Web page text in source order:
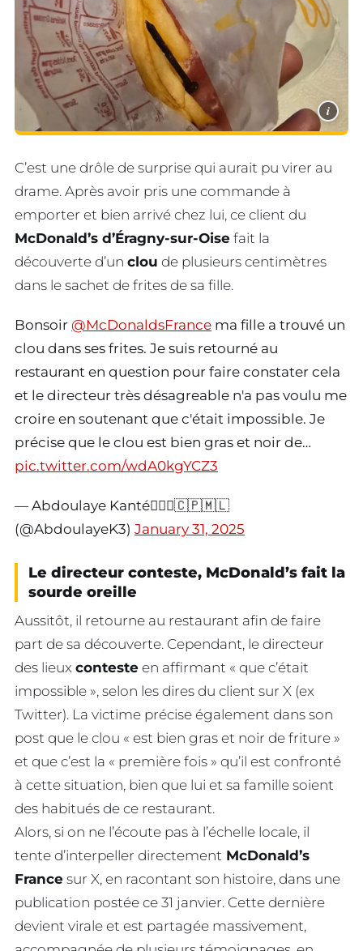
i
C’est une drôle de surprise qui aurait pu virer au
drame. Après avoir pris une commande à
emporter et bien arrivé chez lui, ce client du
McDonald’s d’Éragny-sur-Oise fait la
découverte d’un clou de plusieurs centimètres
dans le sachet de frites de sa fille.
Bonsoir @McDonaldsFrance ma fille a trouvé un
clou dans ses frites. Je suis retourné au
restaurant en question pour faire constater cela
et le directeur très désagreable n'a pas voulu me
croire en soutenant que c'était impossible. Je
précise que le clou est bien gras et noir de…
pic.twitter.com/wdA0kgYCZ3
— Abdoulaye Kanté👮🏿‍♂️🇨🇵🇲🇱
(@AbdoulayeK3) January 31, 2025
Le directeur conteste, McDonald’s fait la
sourde oreille
Aussitôt, il retourne au restaurant afin de faire
part de sa découverte. Cependant, le directeur
des lieux conteste en affirmant « que c’était
impossible », selon les dires du client sur X (ex
Twitter). La victime précise également dans son
post que le clou « est bien gras et noir de friture »
et que c’est la « première fois » qu’il est confronté
à cette situation, bien que lui et sa famille soient
des habitués de ce restaurant.
Alors, si on ne l’écoute pas à l’échelle locale, il
tente d’interpeller directement McDonald’s
France sur X, en racontant son histoire, dans une
publication postée ce 31 janvier. Cette dernière
devient virale et est partagée massivement,